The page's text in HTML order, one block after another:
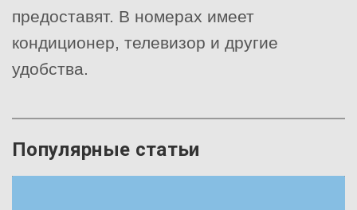
предоставят. В номерах имеет
кондиционер, телевизор и другие
удобства.
Популярные статьи